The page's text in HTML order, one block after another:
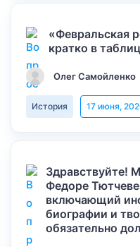
«Февральская
кратко в
Олег Самойленко
История 17 июня,
Здравствуйте!
Федоре
включающий
биографии и
обязательно